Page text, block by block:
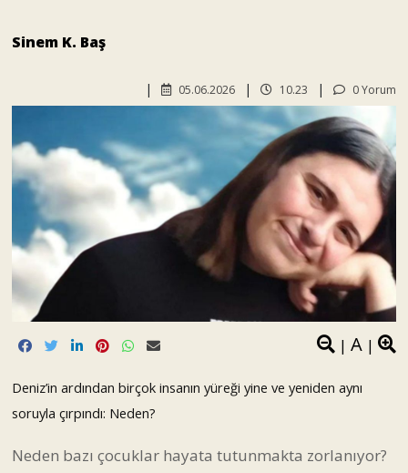
Sinem K. Baş
0 Yorum
10.23
05.06.2026
| A |
Deniz’in ardından birçok insanın yüreği yine ve yeniden aynı
soruyla çırpındı: Neden?
Neden bazı çocuklar hayata tutunmakta zorlanıyor?